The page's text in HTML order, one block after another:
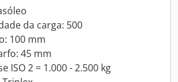
da carga: 500
100 mm
45 mm
ISO 2 = 1.000 - 2.500 kg